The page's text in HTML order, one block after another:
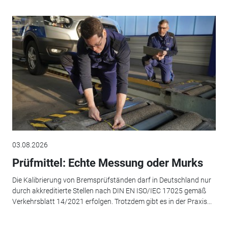
03.08.2026
Prüfmittel: Echte Messung oder Murks
Die Kalibrierung von Bremsprüfständen darf in Deutschland nur
durch akkreditierte Stellen nach DIN EN ISO/IEC 17025 gemäß
Verkehrsblatt 14/2021 erfolgen. Trotzdem gibt es in der Praxis...